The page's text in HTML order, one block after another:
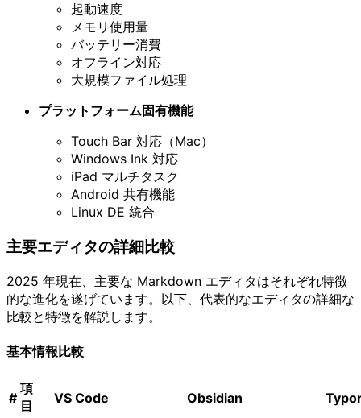
起動速度
メモリ使用量
バッテリー消費
オフライン対応
大規模ファイル処理
プラットフォーム固有機能
Touch Bar 対応（Mac）
Windows Ink 対応
iPad マルチタスク
Android 共有機能
Linux DE 統合
主要エディタの詳細比較
2025 年現在、主要な Markdown エディタはそれぞれ特徴
的な進化を遂げています。以下、代表的なエディタの詳細な
比較と特徴を解説します。
基本情報比較
#
項
目
VS Code Obsidian